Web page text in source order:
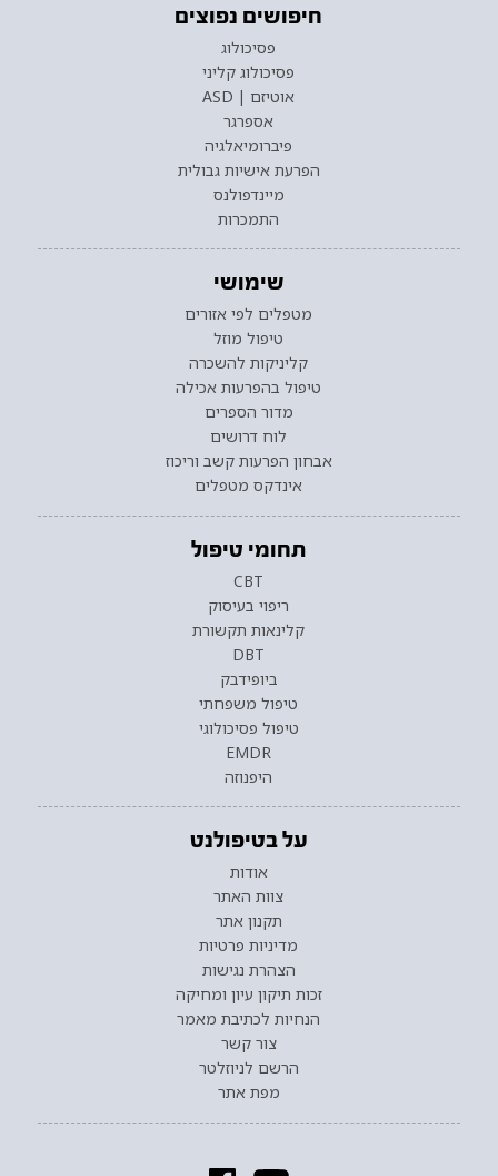
חיפושים נפוצים
פסיכולוג
פסיכולוג קליני
אוטיזם | ASD
אספרגר
פיברומיאלגיה
הפרעת אישיות גבולית
מיינדפולנס
התמכרות
שימושי
מטפלים לפי אזורים
טיפול מוזל
קליניקות להשכרה
טיפול בהפרעות אכילה
מדור הספרים
לוח דרושים
אבחון הפרעות קשב וריכוז
אינדקס מטפלים
תחומי טיפול
CBT
ריפוי בעיסוק
קלינאות תקשורת
DBT
ביופידבק
טיפול משפחתי
טיפול פסיכולוגי
EMDR
היפנוזה
על בטיפולנט
אודות
צוות האתר
תקנון אתר
מדיניות פרטיות
הצהרת נגישות
זכות תיקון עיון ומחיקה
הנחיות לכתיבת מאמר
צור קשר
הרשם לניוזלטר
מפת אתר